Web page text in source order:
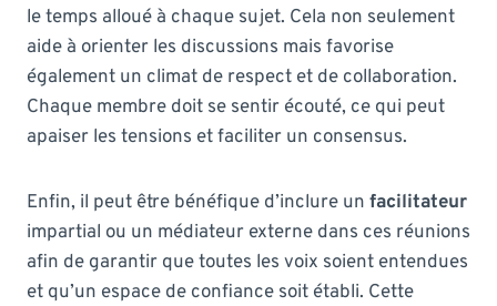
le temps alloué à chaque sujet. Cela non seulement
aide à orienter les discussions mais favorise
également un climat de respect et de collaboration.
Chaque membre doit se sentir écouté, ce qui peut
apaiser les tensions et faciliter un consensus.
Enfin, il peut être bénéfique d’inclure un facilitateur
impartial ou un médiateur externe dans ces réunions
afin de garantir que toutes les voix soient entendues
et qu’un espace de confiance soit établi. Cette